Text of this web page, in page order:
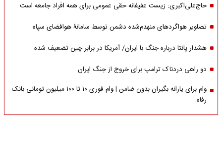
حاج‌علی‌اکبری: زیست عفیفانه حقی عمومی برای همه افراد جامعه است
تصاویر هواگردهای منهدم‌شده دشمن توسط سامانۀ هوافضای سپاه
هشدار پانتا درباره جنگ با ایران/ آمریکا در برابر چین تضعیف شده
دو راهی دردناک ترامپ برای خروج از جنگ ایران
وام برای یارانه بگیران بدون ضامن | وام فوری ۱۰ تا ۱۰۰ میلیون تومانی بانک
رفاه